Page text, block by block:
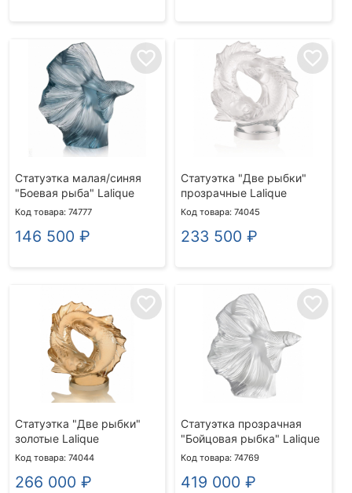
favorite_border
Статуэтка малая/синяя
"Боевая рыба" Lalique
Код товара: 74777
146 500 ₽
favorite_border
Статуэтка "Две рыбки"
прозрачные Lalique
Код товара: 74045
233 500 ₽
favorite_border
Статуэтка "Две рыбки"
золотые Lalique
Код товара: 74044
266 000 ₽
favorite_border
Статуэтка прозрачная
"Бойцовая рыбка" Lalique
Код товара: 74769
419 000 ₽